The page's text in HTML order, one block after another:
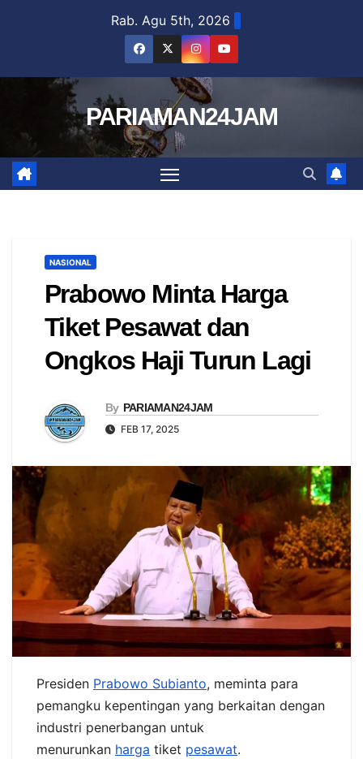
Rab. Agu 5th, 2026
PARIAMAN24JAM
NASIONAL
Prabowo Minta Harga
Tiket Pesawat dan
Ongkos Haji Turun Lagi
By PARIAMAN24JAM
FEB 17, 2025
Presiden Prabowo Subianto, meminta para
pemangku kepentingan yang berkaitan dengan
industri penerbangan untuk
menurunkan harga tiket pesawat.